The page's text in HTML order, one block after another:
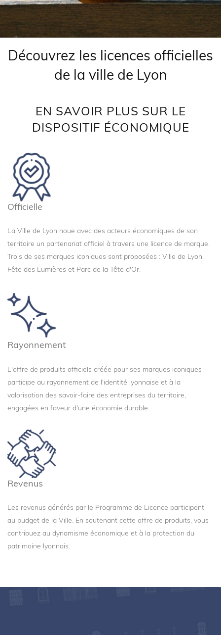
Découvrez les licences officielles
de la ville de Lyon
EN SAVOIR PLUS SUR LE
DISPOSITIF ÉCONOMIQUE
Officielle
La Ville de Lyon noue avec des acteurs économiques de son
territoire un partenariat officiel à travers une licence de marque.
Trois de ses marques iconiques sont proposées : Ville de Lyon,
Fête des Lumières et Parc de la Tête d'Or.
Rayonnement
L'offre de produits officiels créée pour ses marques iconiques
participe au rayonnement de l'identité lyonnaise et à la
valorisation des savoir-faire des entreprises du territoire,
engagées en faveur d'une économie durable.
Revenus
Les revenus générés par le Programme de Licence participent
au budget de la Ville. En soutenant cette offre de produits, vous
contribuez au dynamisme économique et à la protection du
patrimoine lyonnais.